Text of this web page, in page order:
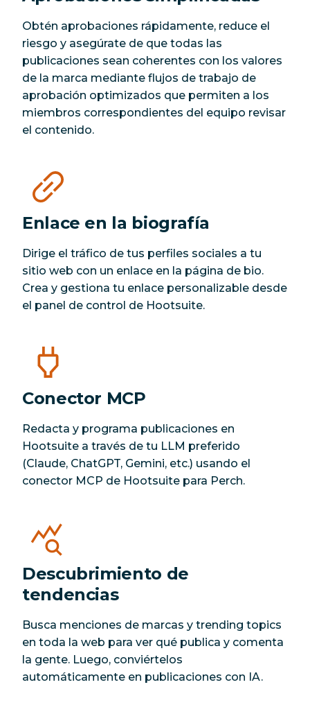
Obtén aprobaciones rápidamente, reduce el
riesgo y asegúrate de que todas las
publicaciones sean coherentes con los valores
de la marca mediante flujos de trabajo de
aprobación optimizados que permiten a los
miembros correspondientes del equipo revisar
el contenido.
Enlace en la biografía
Dirige el tráfico de tus perfiles sociales a tu
sitio web con un enlace en la página de bio.
Crea y gestiona tu enlace personalizable desde
el panel de control de Hootsuite.
Conector MCP
Redacta y programa publicaciones en
Hootsuite a través de tu LLM preferido
(Claude, ChatGPT, Gemini, etc.) usando el
conector MCP de Hootsuite para Perch.
Descubrimiento de
tendencias
Busca menciones de marcas y trending topics
en toda la web para ver qué publica y comenta
la gente. Luego, conviértelos
automáticamente en publicaciones con IA.